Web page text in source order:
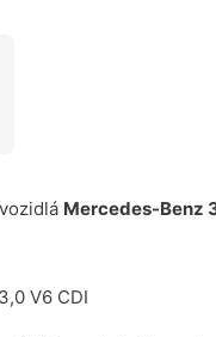
Mercedes-Benz
V6 CDI